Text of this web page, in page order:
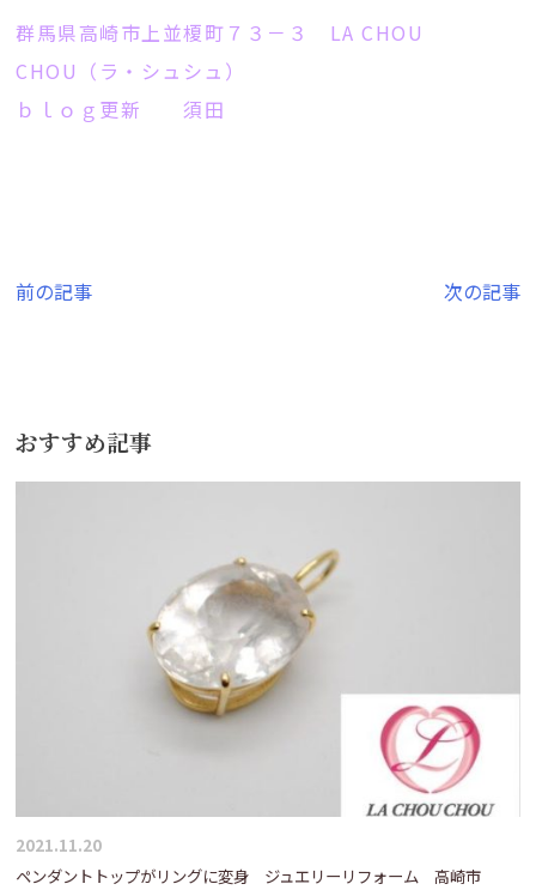
群馬県高崎市上並榎町７３－３ LA CHOU
CHOU（ラ・シュシュ）
ｂｌｏｇ更新 須田
投
ビ
前の記事 次の記事
おすすめ記事
2021.11.20
ペンダントトップがリングに変身 ジュエリーリフォーム 高崎市